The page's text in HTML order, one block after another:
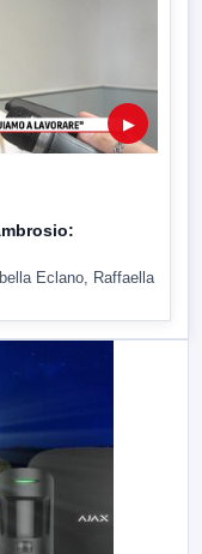
▶
Eclano, Raffaella